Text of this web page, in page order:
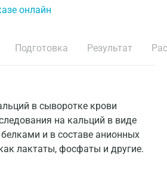
онлайн
Подготовка Результат
в сыворотке крови
на кальций в виде
и в составе анионных
лактаты, фосфаты и другие.